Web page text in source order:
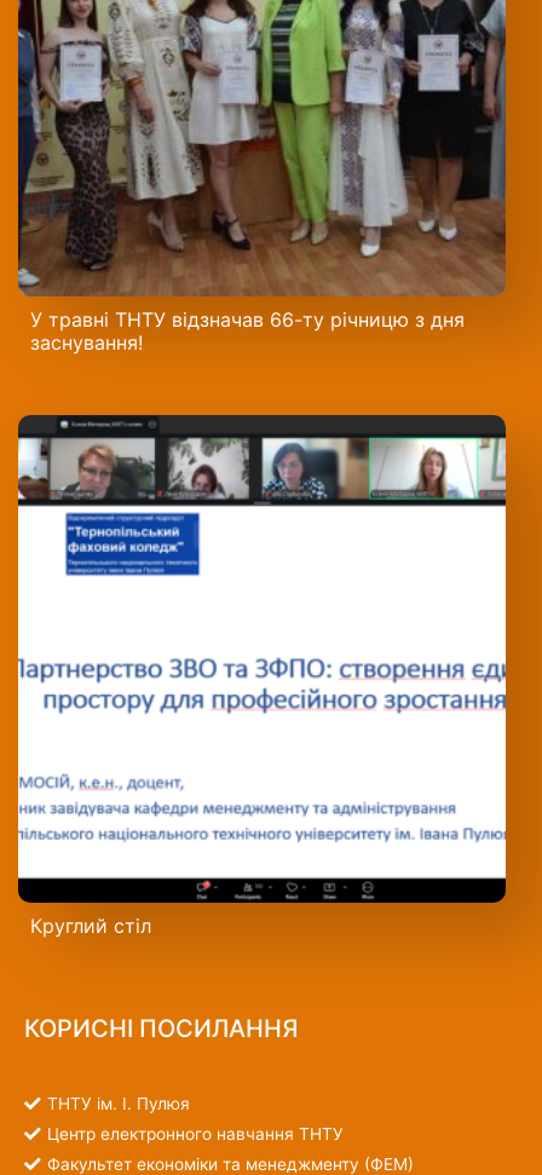
У травні ТНТУ відзначав 66-ту річницю з дня
заснування!
Круглий стіл
КОРИСНІ ПОСИЛАННЯ
ТНТУ ім. І. Пулюя
Центр електронного навчання ТНТУ
Факультет економіки та менеджменту (ФЕМ)